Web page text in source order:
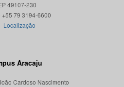
49107-230
Localização
Aracaju
Cardoso Nascimento